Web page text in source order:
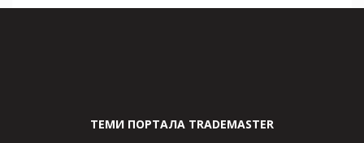
ТЕМИ ПОРТАЛА TRADEMASTER